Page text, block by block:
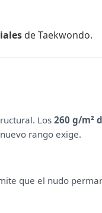
de Taekwondo.
Los 260 g/m²
rango exige.
que el nudo